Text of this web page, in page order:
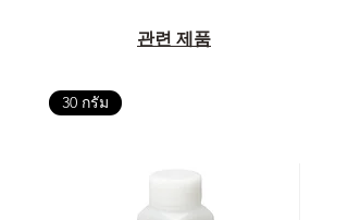
관련 제품
30 กรัม